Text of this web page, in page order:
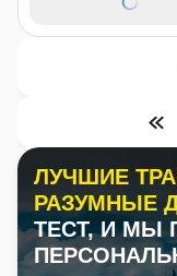
ЛУЧШИЕ
РАЗУМНЫЕ
ТЕСТ, И МЫ